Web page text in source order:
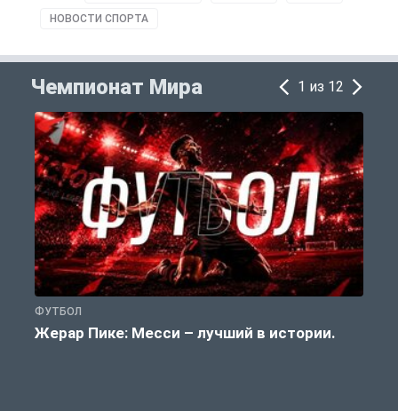
НОВОСТИ СПОРТА
Чемпионат Мира 1 из 12
ФУТБОЛ
Жерар Пике: Месси – лучший в истории.